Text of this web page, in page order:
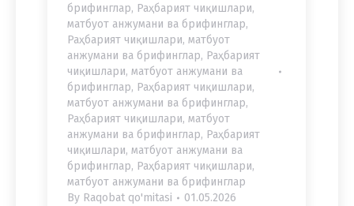
брифинглар, Раҳбарият чиқишлари,
матбуот анжумани ва брифинглар,
Раҳбарият чиқишлари, матбуот
анжумани ва брифинглар, Раҳбарият
чиқишлари, матбуот анжумани ва
брифинглар, Раҳбарият чиқишлари,
матбуот анжумани ва брифинглар,
Раҳбарият чиқишлари, матбуот
анжумани ва брифинглар, Раҳбарият
чиқишлари, матбуот анжумани ва
брифинглар, Раҳбарият чиқишлари,
матбуот анжумани ва брифинглар
By Raqobat qo'mitasi 01.05.2026